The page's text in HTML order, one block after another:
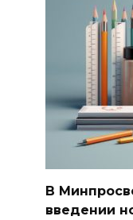
В
введении